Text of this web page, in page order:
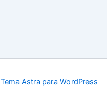
Tema Astra para WordPress